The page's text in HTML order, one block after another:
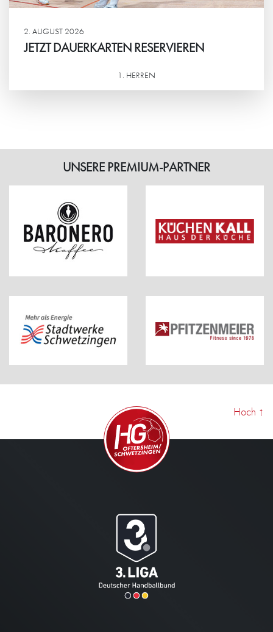
2. AUGUST 2026
JETZT DAUERKARTEN RESERVIEREN
1. HERREN
UNSERE PREMIUM-PARTNER
Hoch ↑